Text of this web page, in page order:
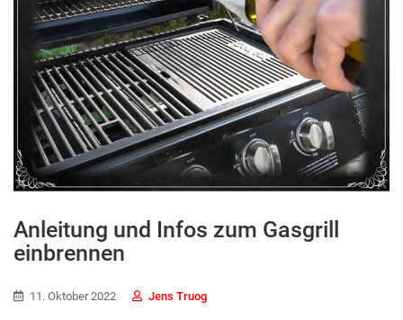
Anleitung und Infos zum Gasgrill
einbrennen
11. Oktober 2022 Jens Truog